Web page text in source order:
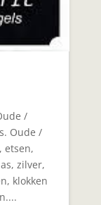
/
Oude /
etsen,
zilver,
klokken